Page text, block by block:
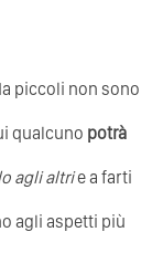
piccoli non sono
qualcuno potrà
agli altrie a farti
agli aspetti più